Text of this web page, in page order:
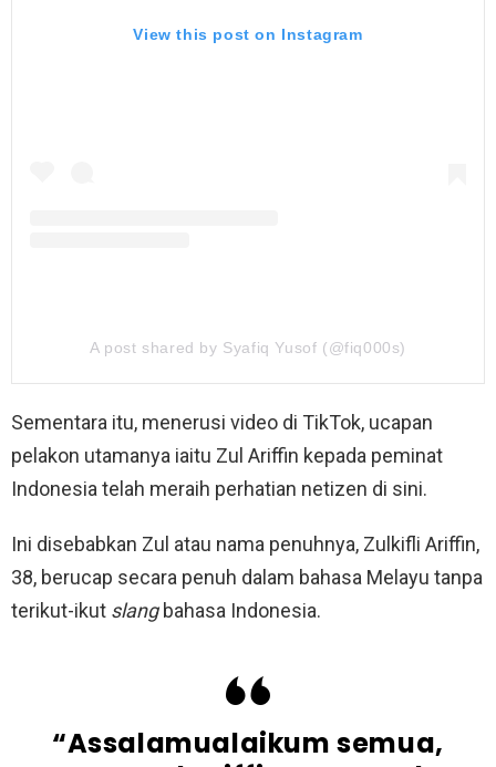
View this post on Instagram
A post shared by Syafiq Yusof (@fiq000s)
Sementara itu, menerusi video di TikTok, ucapan
pelakon utamanya iaitu Zul Ariffin kepada peminat
Indonesia telah meraih perhatian netizen di sini.
Ini disebabkan Zul atau nama penuhnya, Zulkifli Ariffin,
38, berucap secara penuh dalam bahasa Melayu tanpa
terikut-ikut slangbahasa Indonesia.
“Assalamualaikum semua,